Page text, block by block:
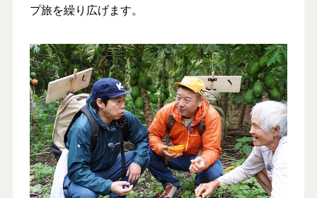
プ旅を繰り広げます。